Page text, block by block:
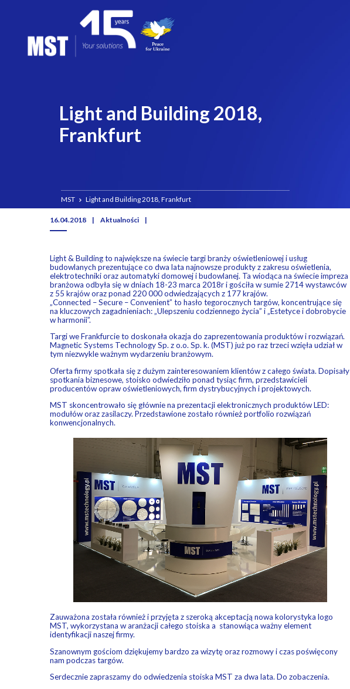
Light and Building 2018,
Frankfurt
MST Light and Building 2018, Frankfurt
16.04.2018 | Aktualności |
Light & Building to największe na świecie targi branży oświetleniowej i usług
budowlanych prezentujące co dwa lata najnowsze produkty z zakresu oświetlenia,
elektrotechniki oraz automatyki domowej i budowlanej. Ta wiodąca na świecie impreza
branżowa odbyła się w dniach 18-23 marca 2018r i gościła w sumie 2714 wystawców
z 55 krajów oraz ponad 220 000 odwiedzających z 177 krajów.
„Connected – Secure – Convenient” to hasło tegorocznych targów, koncentrujące się
na kluczowych zagadnieniach: „Ulepszeniu codziennego życia” i „Estetyce i dobrobycie
w harmonii”.
Targi we Frankfurcie to doskonała okazja do zaprezentowania produktów i rozwiązań.
Magnetic Systems Technology Sp. z o.o. Sp. k. (MST) już po raz trzeci wzięła udział w
tym niezwykle ważnym wydarzeniu branżowym.
Oferta firmy spotkała się z dużym zainteresowaniem klientów z całego świata. Dopisały
spotkania biznesowe, stoisko odwiedziło ponad tysiąc firm, przedstawicieli
producentów opraw oświetleniowych, firm dystrybucyjnych i projektowych.
MST skoncentrowało się głównie na prezentacji elektronicznych produktów LED:
modułów oraz zasilaczy. Przedstawione zostało również portfolio rozwiązań
konwencjonalnych.
Zauważona została również i przyjęta z szeroką akceptacją nowa kolorystyka logo
MST, wykorzystana w aranżacji całego stoiska a stanowiąca ważny element
identyfikacji naszej firmy.
Szanownym gościom dziękujemy bardzo za wizytę oraz rozmowy i czas poświęcony
nam podczas targów.
Serdecznie zapraszamy do odwiedzenia stoiska MST za dwa lata. Do zobaczenia.